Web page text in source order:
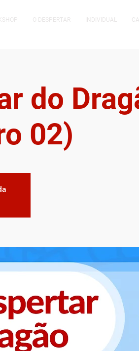
O DESPERTAR INDIVIDUAL
do
02)